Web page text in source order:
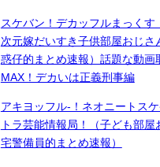
スケバン！デカッフルまっくす
次元嫁だいすき子供部屋おじさ
惑仔的まとめ速報）話題な動画
MAX！デカいは正義刑事編
アキヨッフル-！ネオニートス
トラ芸能情報局！（子ども部屋
宅警備員的まとめ速報）